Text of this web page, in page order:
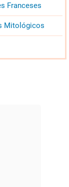
Franceses
Mitológicos